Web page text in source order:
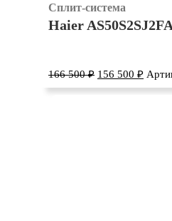
Сплит-система
Haier
166 500₽ 156 500 ₽